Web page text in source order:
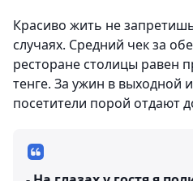
Красиво жить не
случаях. Средний чек за
ресторане столицы равен
тенге. За ужин в выходной
посетители порой отдают